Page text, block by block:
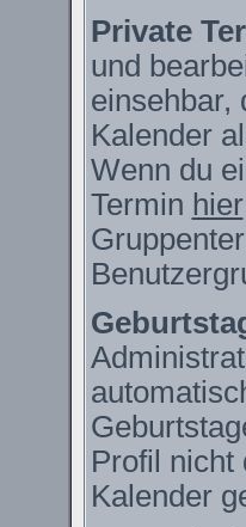
Private
und
einsehbar,
Kalender
Wenn du
Termin hier
Profil nicht
Kalender